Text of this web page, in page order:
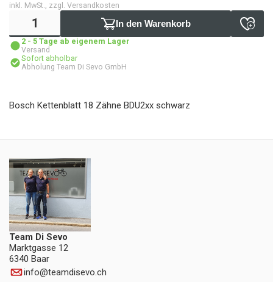
inkl. MwSt., zzgl. Versandkosten
In den Warenkorb
2 - 5 Tage ab eigenem Lager
Versand
Sofort abholbar
Abholung Team Di Sevo GmbH
Bosch Kettenblatt 18 Zähne BDU2xx schwarz
Team Di Sevo
Marktgasse 12
6340 Baar
info@teamdisevo.ch